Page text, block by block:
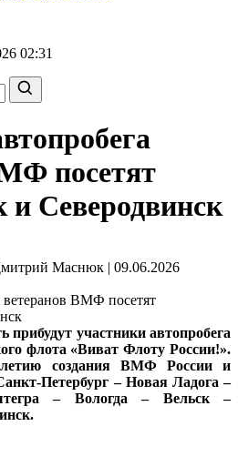
02:31
посетят
и Северодвинск
Маснюк | 09.06.2026
прибудут участники автопробега
флота «Виват Флоту России!».
создания ВМФ России и
Петербург – Новая Ладога –
– Вологда – Вельск –